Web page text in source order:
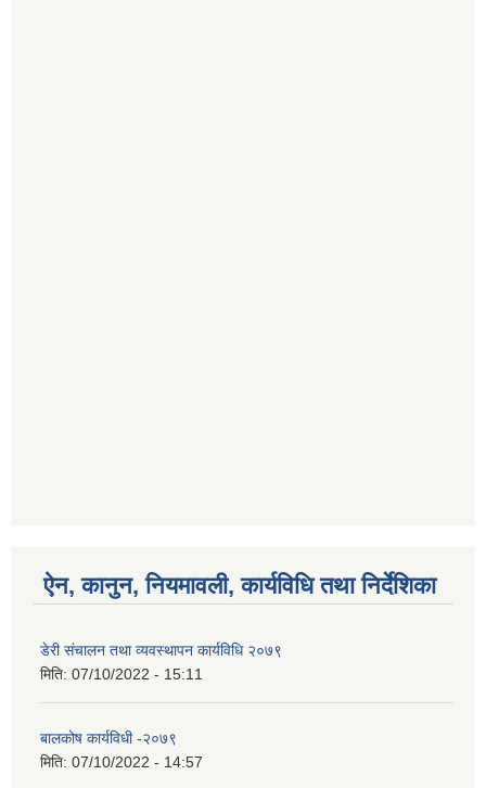
ऐन, कानुन, नियमावली, कार्यविधि तथा निर्देशिका
डेरी संचालन तथा व्यवस्थापन कार्यविधि २०७९
मिति: 07/10/2022 - 15:11
बालकोष कार्यविधी -२०७९
मिति: 07/10/2022 - 14:57